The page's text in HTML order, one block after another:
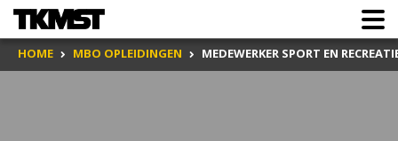
HOME MBO OPLEIDINGEN MEDEWERKER SPORT EN